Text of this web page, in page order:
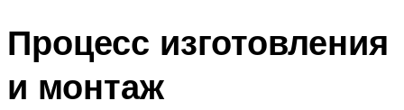
Процесс изготовления
и монтаж